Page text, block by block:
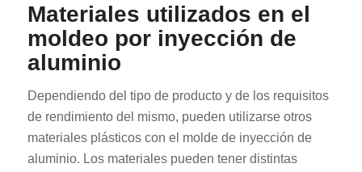
Materiales utilizados en el
moldeo por inyección de
aluminio
Dependiendo del tipo de producto y de los requisitos
de rendimiento del mismo, pueden utilizarse otros
materiales plásticos con el molde de inyección de
aluminio. Los materiales pueden tener distintas